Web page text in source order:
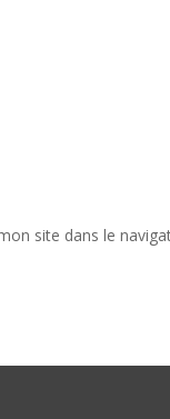
site dans le